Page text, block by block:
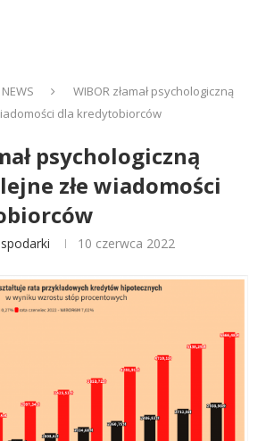
NEWS
WIBOR złamał psychologiczną
dla kredytobiorców
psychologiczną
złe wiadomości
10 czerwca 2022